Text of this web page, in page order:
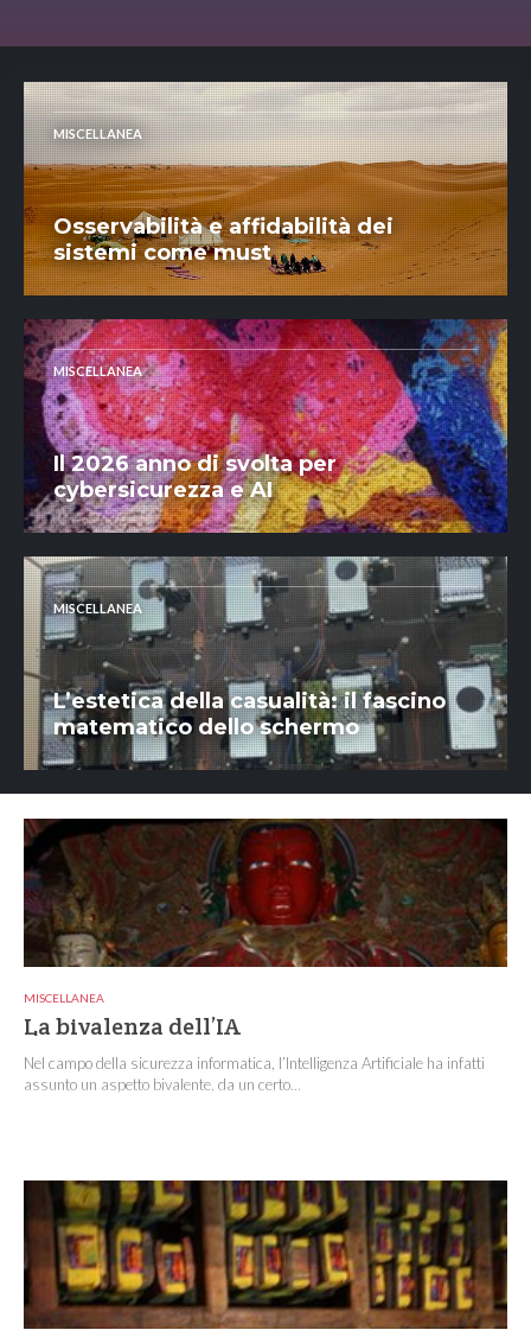
MISCELLANEA
Osservabilità e affidabilità dei
sistemi come must
MISCELLANEA
Il 2026 anno di svolta per
cybersicurezza e AI
MISCELLANEA
L’estetica della casualità: il fascino
matematico dello schermo
MISCELLANEA
La bivalenza dell’IA
Nel campo della sicurezza informatica, l’Intelligenza Artificiale ha infatti
assunto un aspetto bivalente, da un certo...